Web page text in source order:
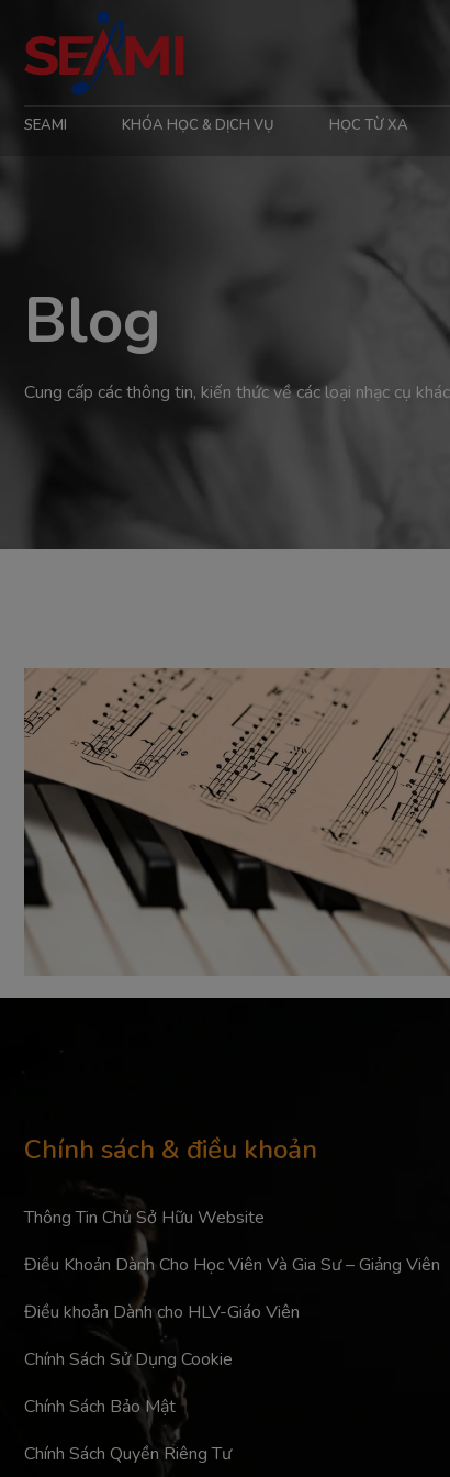
SEAMI KHÓA HỌC & DỊCH VỤ HỌC TỪ XA
Blog
Cung cấp các thông tin, kiến thức về các loại nhạc cụ
Chính sách & điều khoản
Thông Tin Chủ Sở Hữu Website
Điều Khoản Dành Cho Học Viên Và Gia Sư – Giảng Viên
Điều khoản Dành cho HLV-Giáo Viên
Chính Sách Sử Dụng Cookie
Chính Sách Bảo Mật
Chính Sách Quyền Riêng Tư